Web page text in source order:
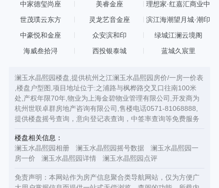
中家德玺尚座 美睿金座
理想家·红嘉汇商业中
世茂璞云东方 灵龙艺音金座 滨江海潮望月城·潮印
中豪悦和金座 众安滨和印 绿城江澜云境阁
海威叁拾浔 西投银泰城 蓝城久宸里
澜玉水晶熙园楼盘,提供杭州之江澜玉水晶熙园房价/一房一价表
,楼盘户型图,项目地址位于:之浦路与枫桦路交叉口往南100米
处,产权年限70年,物业为上海金碧物业管理有限公司,开发商为
杭州世联卓群房地产咨询有限公司,售楼电话0571-81068888,
提供楼盘摇号查询，意向登记表查询，中签率查询等免费服务
楼盘相关信息：
澜玉水晶熙园相册
澜玉水晶熙园摇号数据
澜玉水晶熙园一
房一价
澜玉水晶熙园详情 澜玉水晶熙园点评
免责声明：本网站作为房产信息聚合类导航网站，仅为方便广